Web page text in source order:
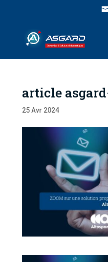
article
25 Avr 2024